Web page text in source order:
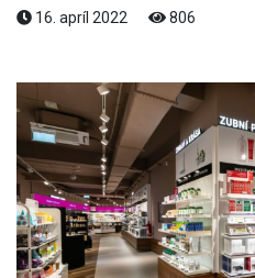
16. apríl 2022 806